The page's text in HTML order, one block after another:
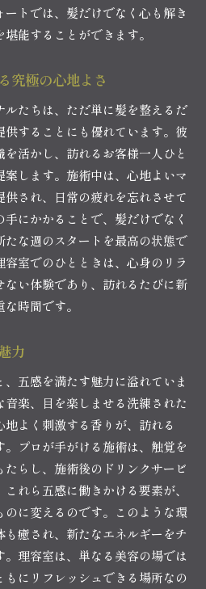
な時間を最大限に楽しむ
な体験がもたらす幸福感
クス空間が心に与える影響
平穏を引き出す方法
クス効果を最大限に引き出す
ち着けるテクニック
の静寂と安らぎ
る心の平穏と幸福感
与える癒しの効果
ら得られる心の癒し
す心の浄化効果
の空間を活用する方法
心に及ぼす影響
作り出す癒しの時間
る極上のコンフォート
極上のコンフォート体験
たらす心の安らぎ
のひとときを楽しむ方法
験が満たす心のニーズ
られない極上の体験
ンフォートで心と体を癒す
トでは、髪だけでなく心も解き
能することができます。
究極の心地よさ
たちは、ただ単に髪を整えるだ
供することにも優れています。彼
活かし、訪れるお客様一人ひと
案します。施術中は、心地よいマ
供され、日常の疲れを忘れさせて
にかかることで、髪だけでなく
な週のスタートを最高の状態で
室でのひとときは、心身のリラ
ない体験であり、訪れるたびに新
時間です。
力
五感を満たす魅力に溢れていま
楽、目を楽しませる洗練された
よく刺激する香りが、訪れる
。プロが手がける施術は、触覚を
らし、施術後のドリンクサービ
れら五感に働きかける要素が、
に変えるのです。このような環
癒され、新たなエネルギーをチ
。理容室は、単なる美容の場では
にリフレッシュできる場所なの